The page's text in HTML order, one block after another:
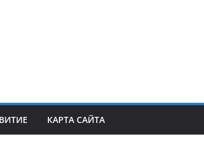
КАРТА САЙТА